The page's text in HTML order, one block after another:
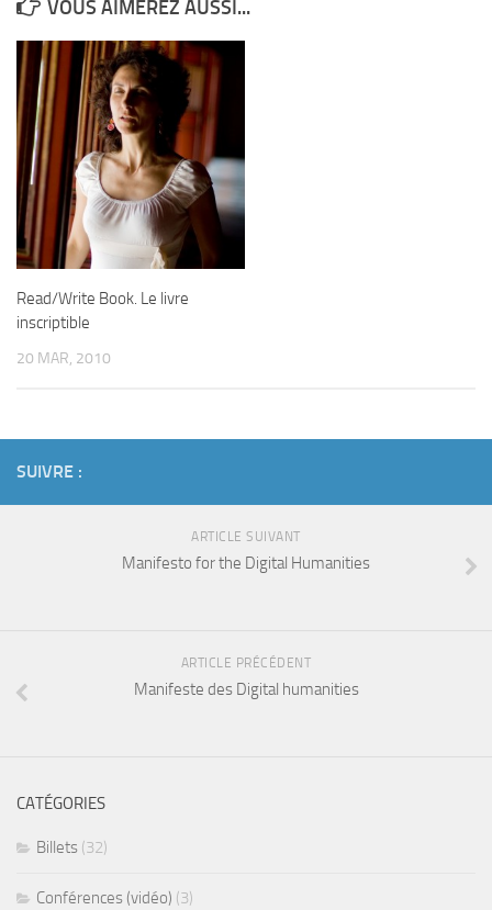
VOUS AIMEREZ AUSSI...
Read/Write Book. Le livre
inscriptible
20 MAR, 2010
SUIVRE :
ARTICLE SUIVANT
Manifesto for the Digital Humanities
ARTICLE PRÉCÉDENT
Manifeste des Digital humanities
CATÉGORIES
Billets (32)
Conférences (vidéo) (3)